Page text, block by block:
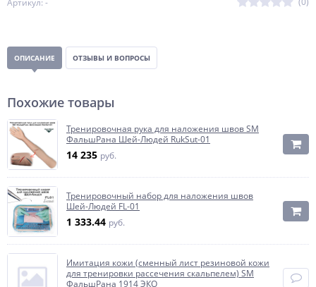
Артикул: -
ОПИСАНИЕ ОТЗЫВЫ И ВОПРОСЫ
Похожие товары
Тренировочная рука для наложения швов SM
ФальшРана Шей-Людей RukSut-01
14 235 руб.
Тренировочный набор для наложения швов
Шей-Людей FL-01
1 333.44 руб.
Имитация кожи (сменный лист резиновой кожи
для тренировки рассечения скальпелем) SM
ФальшРана 1914 ЭКО